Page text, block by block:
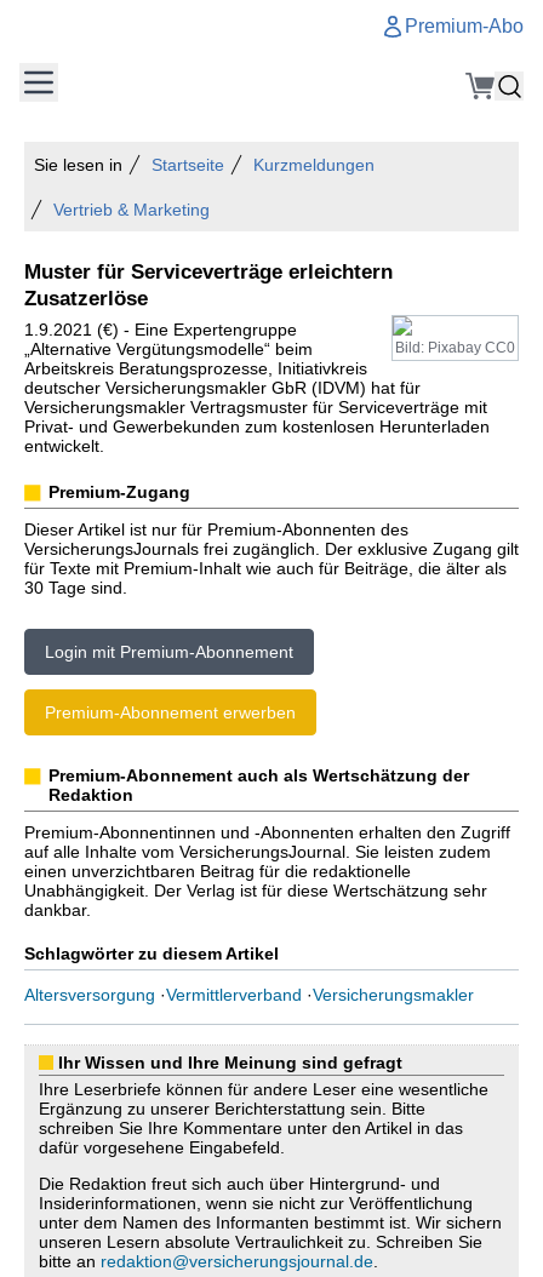
Premium-Abo
Sie lesen in Startseite Kurzmeldungen
Vertrieb & Marketing
Muster für Serviceverträge erleichtern
Zusatzerlöse
Bild: Pixabay CC0
1.9.2021 (€) - Eine Expertengruppe
„Alternative Vergütungsmodelle“ beim
Arbeitskreis Beratungsprozesse, Initiativkreis
deutscher Versicherungsmakler GbR (IDVM) hat für
Versicherungsmakler Vertragsmuster für Serviceverträge mit
Privat- und Gewerbekunden zum kostenlosen Herunterladen
entwickelt.
Premium-Zugang
Dieser Artikel ist nur für Premium-Abonnenten des
VersicherungsJournals frei zugänglich. Der exklusive Zugang gilt
für Texte mit Premium-Inhalt wie auch für Beiträge, die älter als
30 Tage sind.
Login mit Premium-Abonnement
Premium-Abonnement erwerben
Premium-Abonnement auch als Wertschätzung der
Redaktion
Premium-Abonnentinnen und -Abonnenten erhalten den Zugriff
auf alle Inhalte vom VersicherungsJournal. Sie leisten zudem
einen unverzichtbaren Beitrag für die redaktionelle
Unabhängigkeit. Der Verlag ist für diese Wertschätzung sehr
dankbar.
Schlagwörter zu diesem Artikel
Altersversorgung ·Vermittlerverband ·Versicherungsmakler
Ihr Wissen und Ihre Meinung sind gefragt
Ihre Leserbriefe können für andere Leser eine wesentliche
Ergänzung zu unserer Berichterstattung sein. Bitte
schreiben Sie Ihre Kommentare unter den Artikel in das
dafür vorgesehene Eingabefeld.
Die Redaktion freut sich auch über Hintergrund- und
Insiderinformationen, wenn sie nicht zur Veröffentlichung
unter dem Namen des Informanten bestimmt ist. Wir sichern
unseren Lesern absolute Vertraulichkeit zu. Schreiben Sie
bitte an redaktion@versicherungsjournal.de